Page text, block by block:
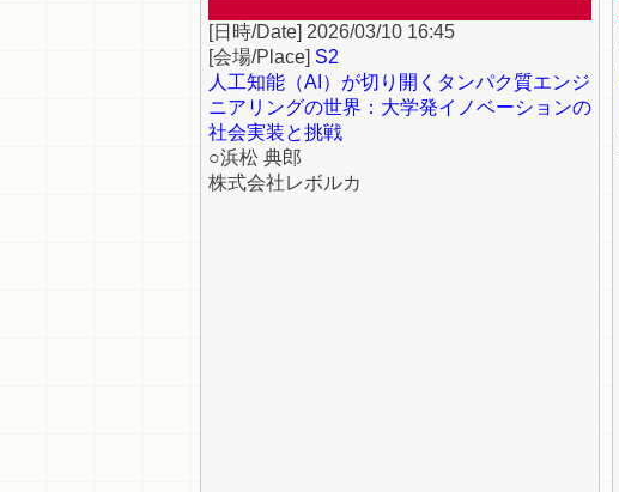
2026/03/10 16:45
S2
人工知能（AI）が切り開くタンパク質エンジ
ニアリングの世界：大学発イノベーションの
社会実装と挑戦
○浜松 典郎
株式会社レボルカ